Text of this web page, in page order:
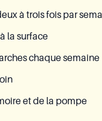
à trois fois par
la surface
chaque semaine
et de la pompe